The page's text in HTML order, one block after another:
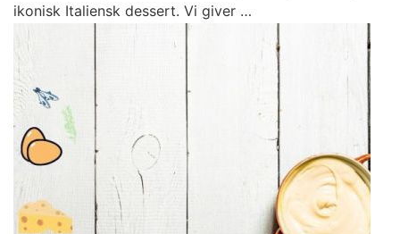
ikonisk Italiensk dessert. Vi giver …